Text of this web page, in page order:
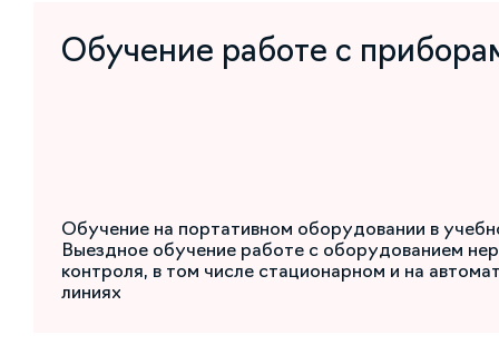
Обучение работе с
Обучение на портативном оборудовании в
Выездное обучение работе с оборудованием
контроля, в том числе стационарном и на
линиях